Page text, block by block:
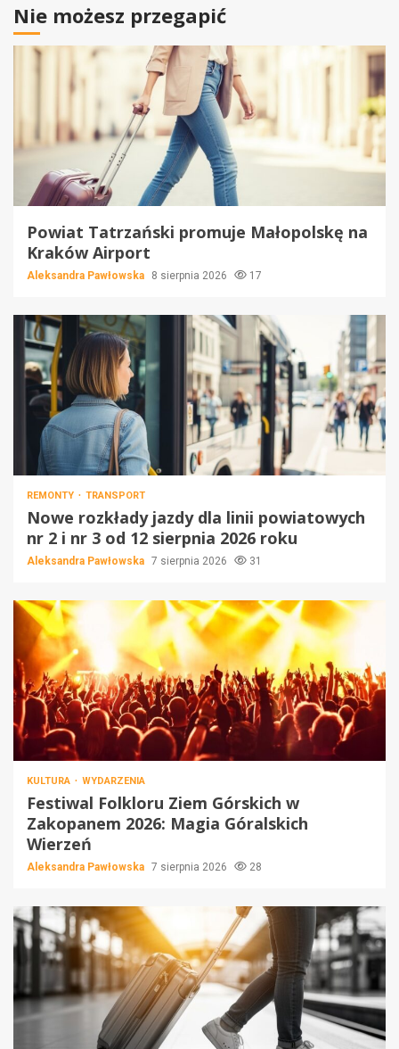
Nie możesz przegapić
Powiat Tatrzański promuje Małopolskę na
Kraków Airport
Aleksandra Pawłowska 8 sierpnia 2026 17
REMONTY TRANSPORT
Nowe rozkłady jazdy dla linii powiatowych
nr 2 i nr 3 od 12 sierpnia 2026 roku
Aleksandra Pawłowska 7 sierpnia 2026 31
KULTURA WYDARZENIA
Festiwal Folkloru Ziem Górskich w
Zakopanem 2026: Magia Góralskich
Wierzeń
Aleksandra Pawłowska 7 sierpnia 2026 28